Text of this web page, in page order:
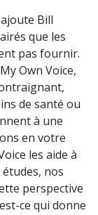
ajoute Bill
que les
pas fournir.
Own Voice,
de santé ou
à une
en votre
les aide à
nos
perspective
ce qui donne